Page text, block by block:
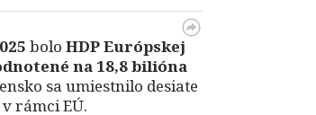
bolo HDPEurópskej
na 18,8 bilióna
sa umiestnilo desiate
rámci EÚ.